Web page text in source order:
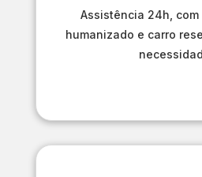
Assistência 24h,
humanizado e carro